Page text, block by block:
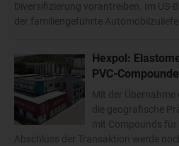
Diversifizierung vorantreiben. Im
der familiengeführte
Hexpol:
PVC-
Mit der Übernahme
die geografische
mit Compounds für
Abschluss der Transaktion werde